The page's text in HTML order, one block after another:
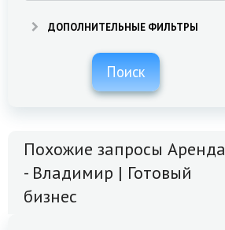
ДОПОЛНИТЕЛЬНЫЕ ФИЛЬТРЫ
Поиск
Похожие запросы Аренда
- Владимир | Готовый
бизнес